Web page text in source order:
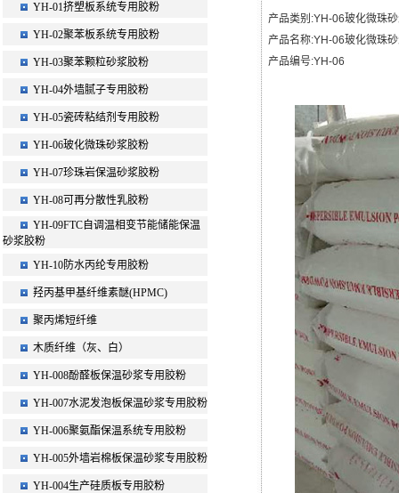
YH-01挤塑板系统专用胶粉
YH-02聚苯板系统专用胶粉
YH-03聚苯颗粒砂浆胶粉
YH-04外墙腻子专用胶粉
YH-05瓷砖粘结剂专用胶粉
YH-06玻化微珠砂浆胶粉
YH-07珍珠岩保温砂浆胶粉
YH-08可再分散性乳胶粉
YH-09FTC自调温相变节能储能保温
砂浆胶粉
YH-10防水丙纶专用胶粉
羟丙基甲基纤维素醚(HPMC)
聚丙烯短纤维
木质纤维（灰、白）
YH-008酚醛板保温砂浆专用胶粉
YH-007水泥发泡板保温砂浆专用胶粉
YH-006聚氨酯保温系统专用胶粉
YH-005外墙岩棉板保温砂浆专用胶粉
YH-004生产硅质板专用胶粉
产品类别:YH-06玻化微珠
产品名称:YH-06玻化微珠
产品编号:YH-06